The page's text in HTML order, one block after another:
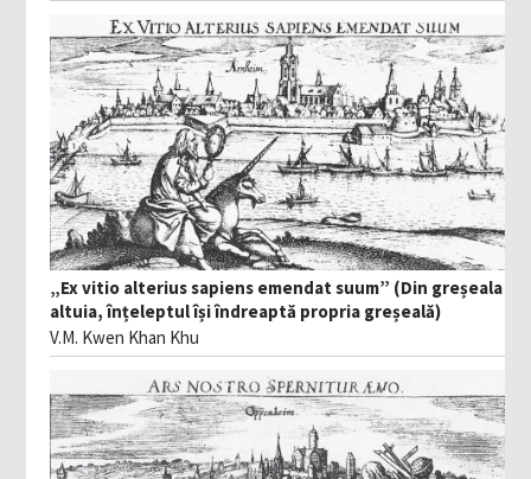
„Ex vitio alterius sapiens emendat suum” (Din greșeala
altuia, înțeleptul își îndreaptă propria greșeală)
V.M. Kwen Khan Khu